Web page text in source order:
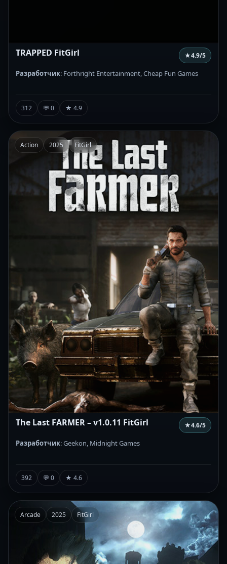
TRAPPED FitGirl ★4.9/5
Разработчик: Forthright Entertainment, Cheap Fun Games
312 💬 0 ★ 4.9
Action 2025 FitGirl
The Last FARMER – v1.0.11 FitGirl ★4.6/5
Разработчик: Geekon, Midnight Games
392 💬 0 ★ 4.6
Arcade 2025 FitGirl